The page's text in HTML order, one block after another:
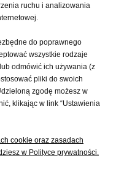
ruchu i analizowania
do poprawnego
wszystkie rodzaje
odmówić ich używania (z
pliki do swoich
zgodę możesz w
klikając w link “Ustawienia
cookie oraz zasadach
w Polityce prywatności.